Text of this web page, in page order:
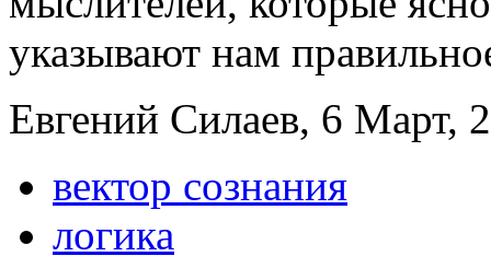
указывают нам
Евгений Силаев, 6 Март,
вектор сознания
логика